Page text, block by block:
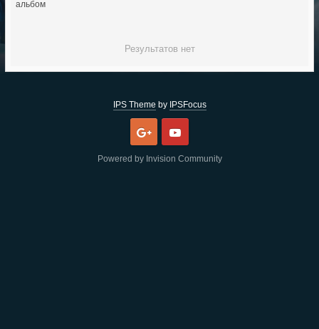
альбом
Результатов нет
IPS Theme by IPSFocus
Google
Powered by Invision Community